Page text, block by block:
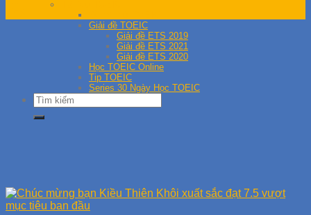
Giải đề TOEIC
Giải đề ETS 2019
Giải đề ETS 2021
Giải đề ETS 2020
Học TOEIC Online
Tip TOEIC
Series 30 Ngày Học TOEIC